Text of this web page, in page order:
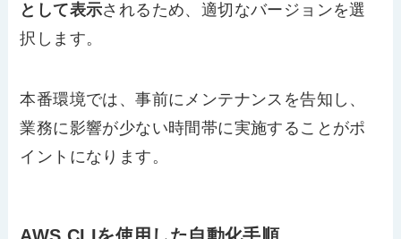
として表示されるため、適切なバージョンを選
択します。
本番環境では、事前にメンテナンスを告知し、
業務に影響が少ない時間帯に実施することがポ
イントになります。